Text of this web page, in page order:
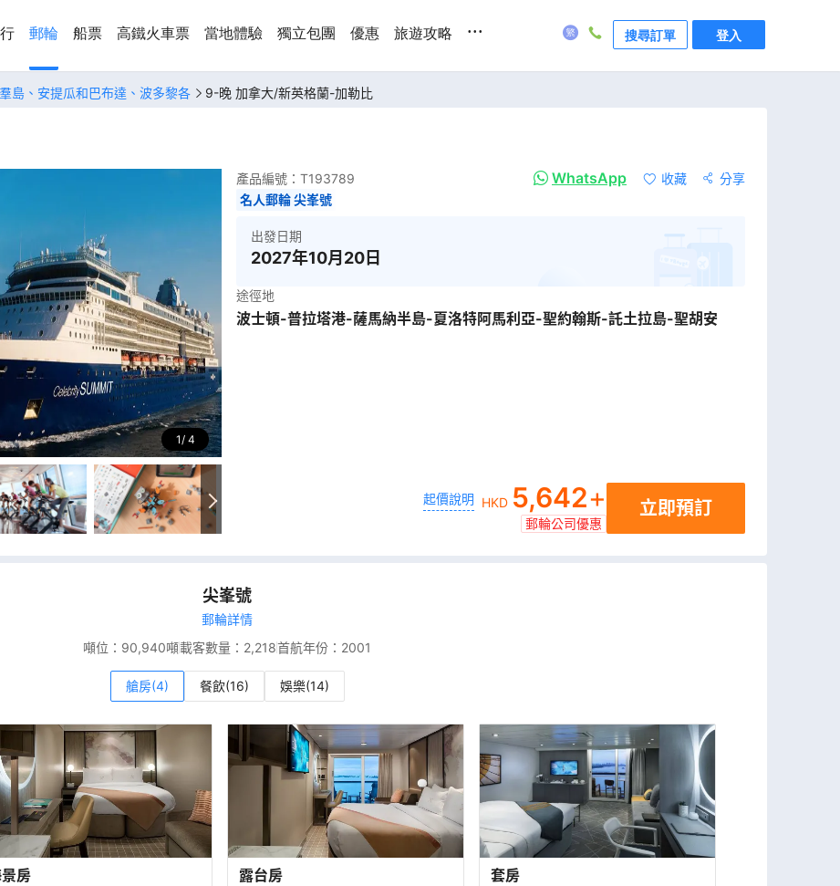
郵輪 船票 高鐵火車票 當地體驗 獨立包團 優惠 旅遊攻略 ... 搜尋訂單 登入
島、安提瓜和巴布達、波多黎各 9-晚 加拿大/新英格蘭-加勒比
1 4
產品編號： T193789 WhatsApp 收藏
分享
名人郵輪 尖峯號
出發日期
2027年10月20日
途徑地
波士頓-普拉塔港-薩馬納半島-夏洛特阿馬利亞-聖約翰斯-託土拉島-聖胡安
起價說明 HKD 5,642+
郵輪公司優惠
立即預訂
尖峯號
郵輪詳情
噸位： 90,940噸載客數量： 2,218首航年份： 2001
艙房(4) 餐飲(16) 娛樂(14)
房 露台房 套房